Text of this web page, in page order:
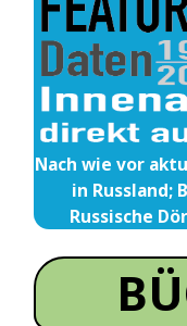
Nach wie vor
in Russland;
Russische